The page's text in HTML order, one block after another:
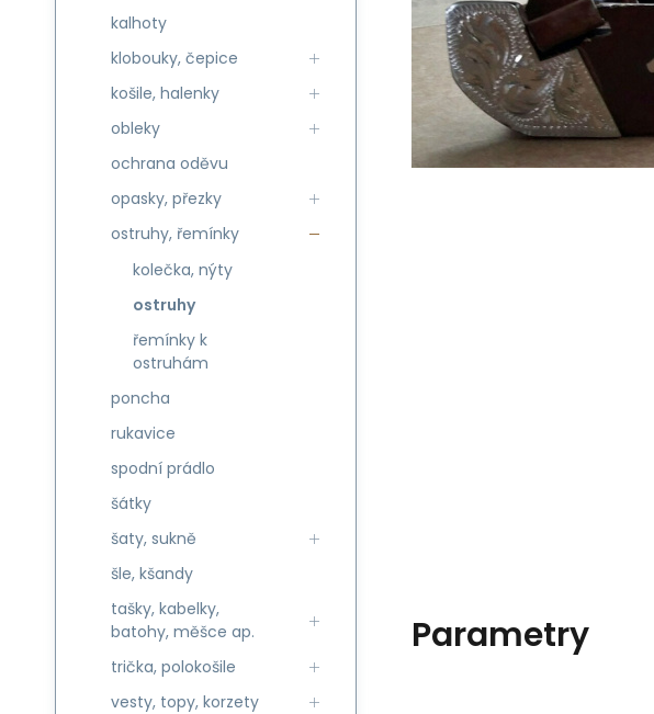
Parametry
kalhoty
klobouky, čepice
košile, halenky
obleky
ochrana oděvu
opasky, přezky
ostruhy, řemínky
kolečka, nýty
ostruhy
řemínky k
ostruhám
poncha
rukavice
spodní prádlo
šátky
šaty, sukně
šle, kšandy
tašky, kabelky,
batohy, měšce ap.
trička, polokošile
vesty, topy, korzety